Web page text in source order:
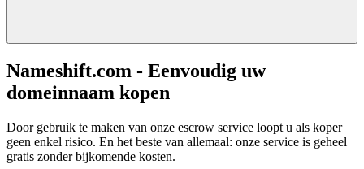
Nameshift.com - Eenvoudig uw
domeinnaam kopen
Door gebruik te maken van onze escrow service loopt u als koper
geen enkel risico. En het beste van allemaal: onze service is geheel
gratis zonder bijkomende kosten.